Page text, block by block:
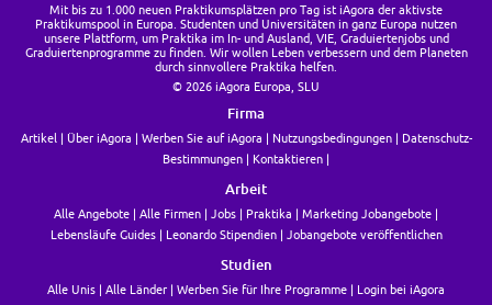
Mit bis zu 1.000 neuen Praktikumsplätzen pro Tag ist iAgora der aktivste
Praktikumspool in Europa. Studenten und Universitäten in ganz Europa nutzen
unsere Plattform, um Praktika im In- und Ausland, VIE, Graduiertenjobs und
Graduiertenprogramme zu finden. Wir wollen Leben verbessern und dem Planeten
durch sinnvollere Praktika helfen.
© 2026 iAgora Europa, SLU
Firma
Artikel Über iAgora Werben Sie auf iAgora Nutzungsbedingungen
Datenschutz-
Bestimmungen
Kontaktieren
Arbeit
Alle Angebote Alle Firmen Jobs Praktika
Marketing Jobangebote
Lebensläufe Guides
Leonardo Stipendien Jobangebote veröffentlichen
Studien
Alle Unis Alle Länder Werben Sie für Ihre Programme
Login bei iAgora